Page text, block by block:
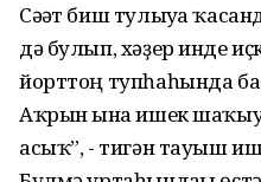
Сәғәт биш тулыуға
дә булып, хәҙер инде
йорттоң тупһаһында
Аҡрын ғына ишек
асыҡ”, - тигән тауыш